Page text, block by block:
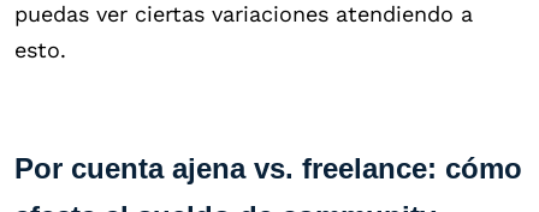
puedas ver ciertas variaciones atendiendo a
esto.
Por cuenta ajena vs. freelance: cómo